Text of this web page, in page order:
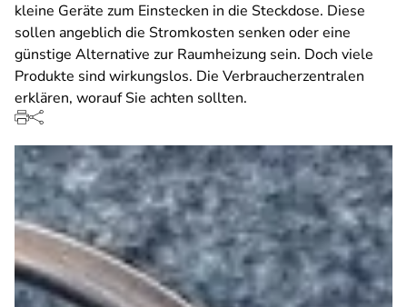
kleine Geräte zum Einstecken in die Steckdose. Diese
sollen angeblich die Stromkosten senken oder eine
günstige Alternative zur Raumheizung sein. Doch viele
Produkte sind wirkungslos. Die Verbraucherzentralen
erklären, worauf Sie achten sollten.